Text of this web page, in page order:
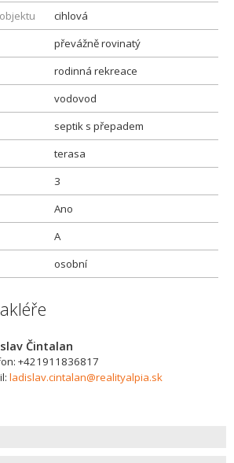
cihlová
převážně rovinatý
rodinná rekreace
vodovod
septik s přepadem
terasa
3
Ano
A
osobní
Čintalan
+421911836817
ladislav.cintalan@realityalpia.sk